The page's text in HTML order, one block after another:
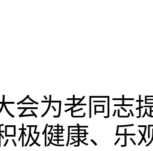
会为老同志
极健康、乐